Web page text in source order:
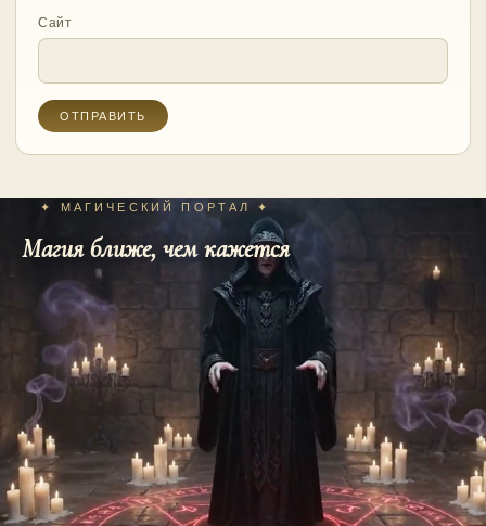
Сайт
✦ МАГИЧЕСКИЙ ПОРТАЛ ✦
Магия ближе, чем кажется